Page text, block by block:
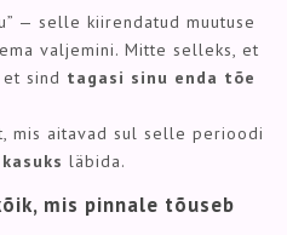
— selle kiirendatud muutuse
valjemini. Mitte selleks, et
sind tagasi sinu enda tõe
aitavad sul selle perioodi
läbida.
mis pinnale tõuseb